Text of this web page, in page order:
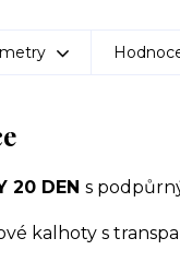
20 DEN s
kalhoty s